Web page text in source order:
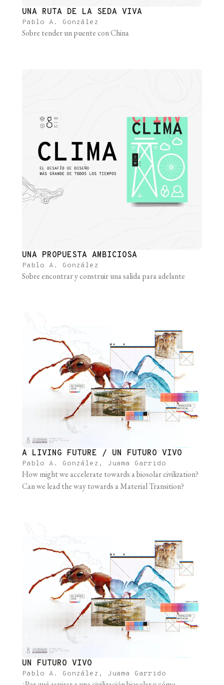
UNA RUTA DE LA SEDA VIVA
Pablo A. González
Sobre tender un puente con China
UNA PROPUESTA AMBICIOSA
Pablo A. González
Sobre encontrar y construir una salida para adelante
A LIVING FUTURE / UN FUTURO VIVO
Pablo A. González, Juama Garrido
How might we accelerate towards a biosolar civilization?
Can we lead the way towards a Material Transition?
UN FUTURO VIVO
Pablo A. González, Juama Garrido